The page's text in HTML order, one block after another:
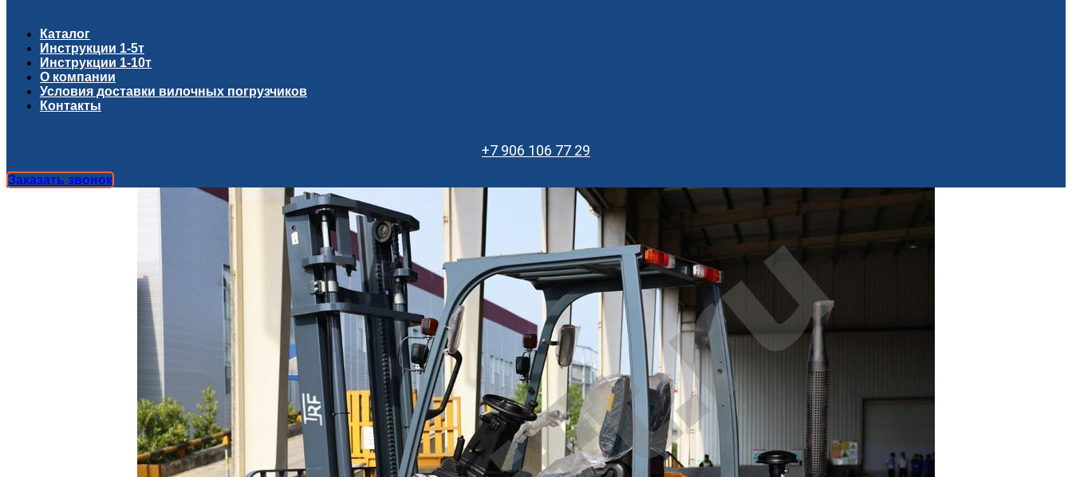
Каталог
Инструкции 1-5т
Инструкции 1-10т
О компании
Условия доставки вилочных погрузчиков
Контакты
+7 906 106 77 29
Заказать звонок